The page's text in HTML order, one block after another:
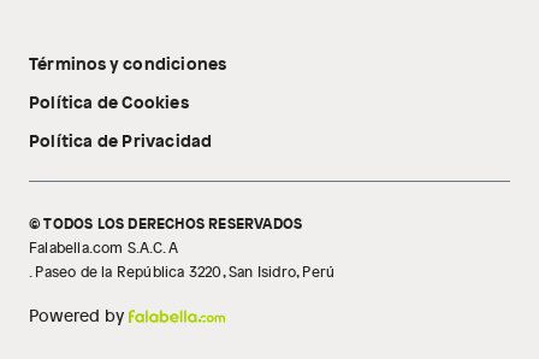
Tecnología Pillow Walk
Libro de reclamaciones
Términos y condiciones
Política de Cookies
Política de Privacidad
© TODOS LOS DERECHOS RESERVADOS
Falabella.com S.A.C. A
. Paseo de la República 3220, San Isidro, Perú
Powered by